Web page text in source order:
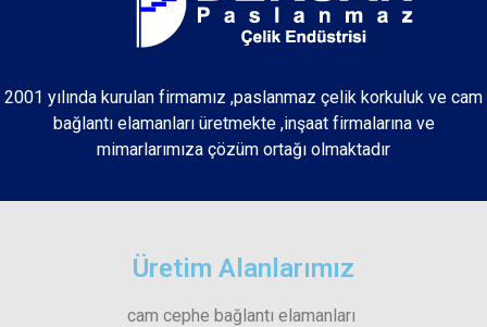
2001 yılında kurulan firmamız ,paslanmaz çelik korkuluk ve cam
bağlantı elamanları üretmekte ,inşaat firmalarına ve
mimarlarımıza çözüm ortağı olmaktadır
Üretim Alanlarımız
cam cephe bağlantı elamanları